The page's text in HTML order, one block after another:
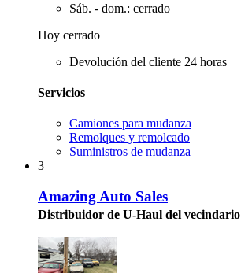
Sáb. - dom.: cerrado
Hoy cerrado
Devolución del cliente 24 horas
Servicios
Camiones para mudanza
Remolques y remolcado
Suministros de mudanza
3
Amazing Auto Sales
Distribuidor de U-Haul del vecindario